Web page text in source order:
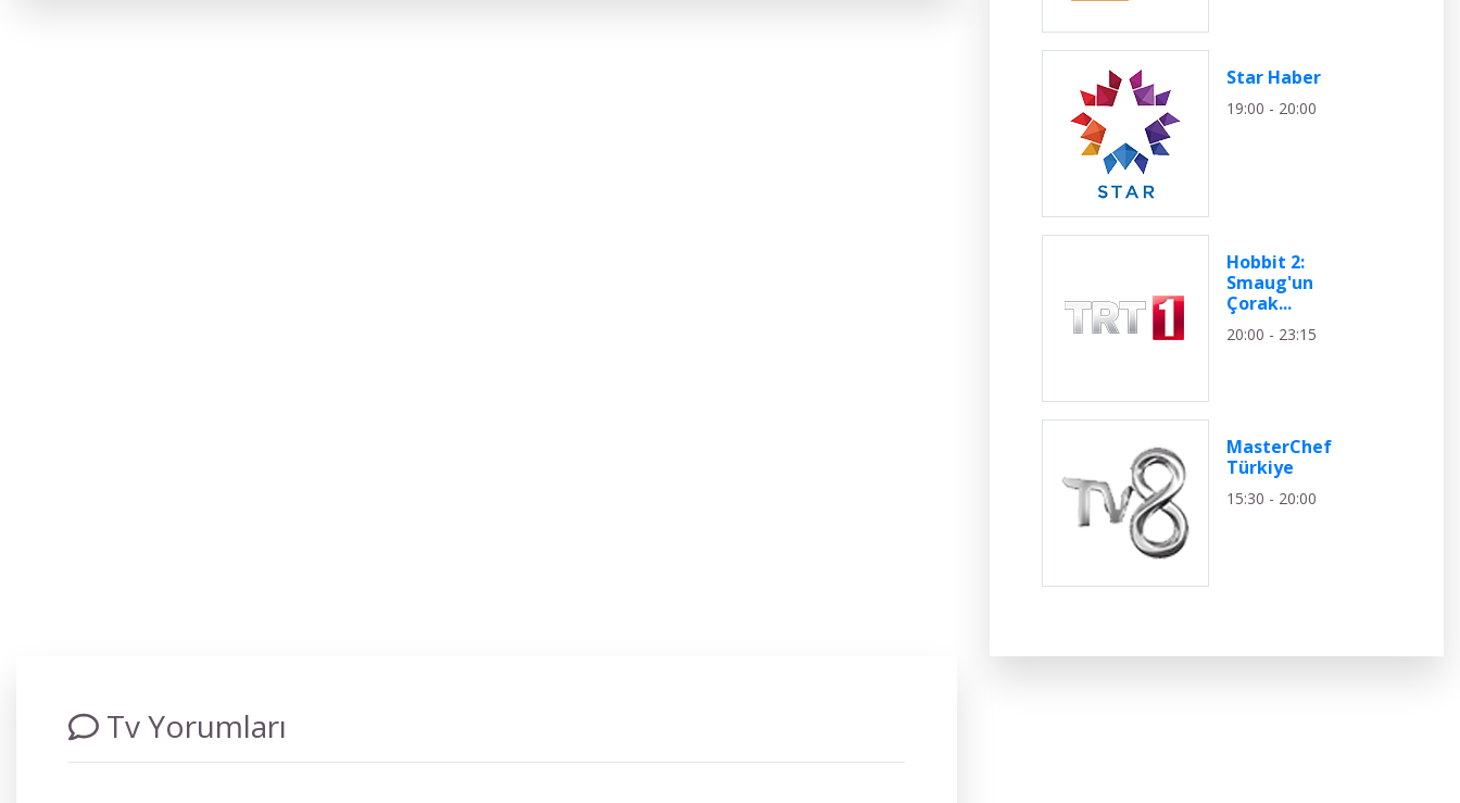
Star Haber
19:00 - 20:00
Hobbit 2:
Smaug'un
Çorak...
20:00 - 23:15
MasterChef
Türkiye
15:30 - 20:00
Tv Yorumları